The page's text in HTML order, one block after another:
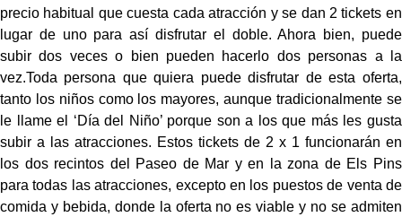
precio habitual que cuesta cada atracción y se dan 2 tickets en
lugar de uno para así disfrutar el doble. Ahora bien, puede
subir dos veces o bien pueden hacerlo dos personas a la
vez.Toda persona que quiera puede disfrutar de esta oferta,
tanto los niños como los mayores, aunque tradicionalmente se
le llame el ‘Día del Niño’ porque son a los que más les gusta
subir a las atracciones. Estos tickets de 2 x 1 funcionarán en
los dos recintos del Paseo de Mar y en la zona de Els Pins
para todas las atracciones, excepto en los puestos de venta de
comida y bebida, donde la oferta no es viable y no se admiten